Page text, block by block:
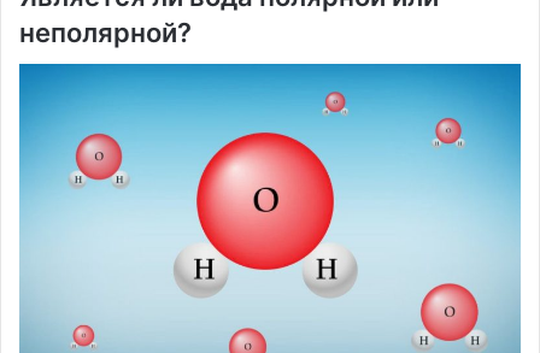
неполярной?